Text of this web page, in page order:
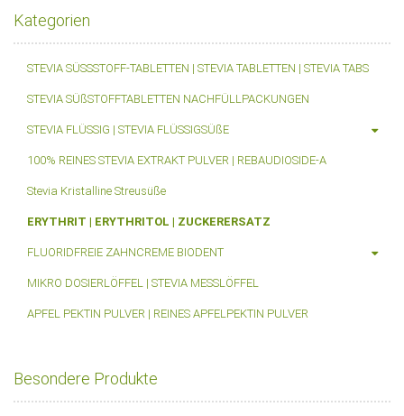
Kategorien
STEVIA SÜSSSTOFF-TABLETTEN | STEVIA TABLETTEN | STEVIA TABS
STEVIA SÜßSTOFFTABLETTEN NACHFÜLLPACKUNGEN
STEVIA FLÜSSIG | STEVIA FLÜSSIGSÜßE
100% REINES STEVIA EXTRAKT PULVER | REBAUDIOSIDE-A
Stevia Kristalline Streusüße
ERYTHRIT | ERYTHRITOL | ZUCKERERSATZ
FLUORIDFREIE ZAHNCREME BIODENT
MIKRO DOSIERLÖFFEL | STEVIA MESSLÖFFEL
APFEL PEKTIN PULVER | REINES APFELPEKTIN PULVER
Besondere Produkte